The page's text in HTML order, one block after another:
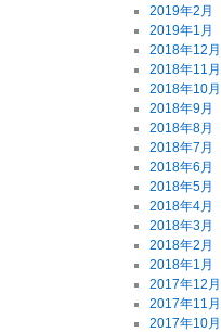
2019年2月
2019年1月
2018年12月
2018年11月
2018年10月
2018年9月
2018年8月
2018年7月
2018年6月
2018年5月
2018年4月
2018年3月
2018年2月
2018年1月
2017年12月
2017年11月
2017年10月